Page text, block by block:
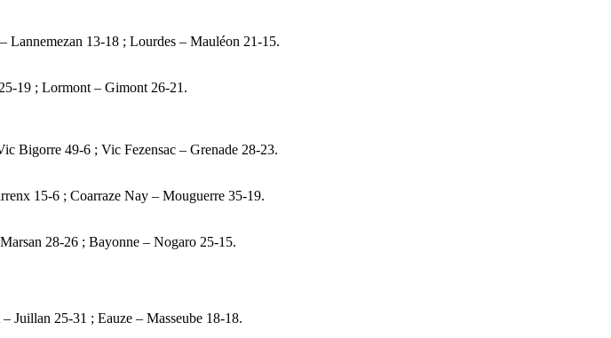
Lannemezan 13-18 ; Lourdes – Mauléon 21-15.
19 ; Lormont – Gimont 26-21.
Bigorre 49-6 ; Vic Fezensac – Grenade 28-23.
15-6 ; Coarraze Nay – Mouguerre 35-19.
28-26 ; Bayonne – Nogaro 25-15.
Juillan 25-31 ; Eauze – Masseube 18-18.